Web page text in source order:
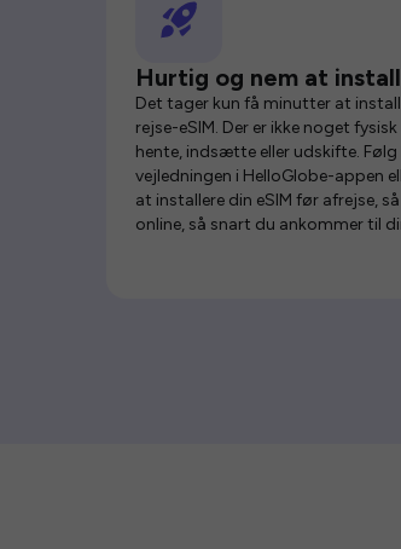
Hurtig og nem at
Det tager kun få minutter at
rejse-eSIM. Der er ikke noget
hente, indsætte eller udskifte.
vejledningen i HelloGlobe-appen
at installere din eSIM før afrejse,
online, så snart du ankommer til